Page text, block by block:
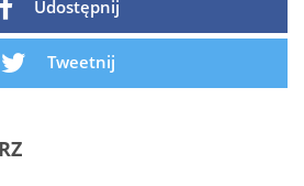
Udostępnij
Tweetnij